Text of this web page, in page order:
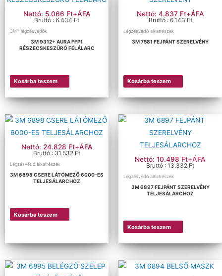
Nettó: 5.066 Ft+ÁFA
Bruttó : 6.434 Ft
3M™ légzésvédők
3M 9312+ AURA FFP1
RÉSZECSKESZŰRŐ FÉLÁLARC
Kosárba teszem
Nettó: 4.837 Ft+ÁFA
Bruttó : 6.143 Ft
Légzésvédő alkatrészek
3M 7581 FEJPÁNT SZERELVÉNY
Kosárba teszem
Nettó: 24.828 Ft+ÁFA
Bruttó : 31.532 Ft
Légzésvédő alkatrészek
3M 6898 CSERE LÁTÓMEZŐ 6000-ES
TELJESÁLARCHOZ
Kosárba teszem
Nettó: 10.498 Ft+ÁFA
Bruttó : 13.332 Ft
Légzésvédő alkatrészek
3M 6897 FEJPÁNT SZERELVÉNY
TELJESÁLARCHOZ
Kosárba teszem